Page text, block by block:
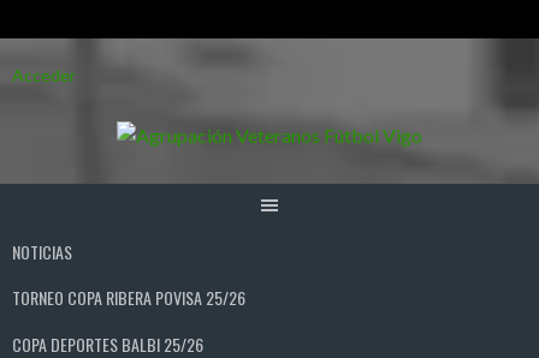
alAcceder
NOTICIAS
TORNEO COPA RIBERA POVISA 25/26
COPA DEPORTES BALBI 25/26